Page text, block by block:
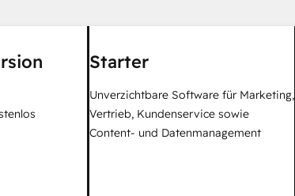
Starter
Unverzichtbare Software für Marketing,
Vertrieb, Kundenservice sowie
Content- und Datenmanagement